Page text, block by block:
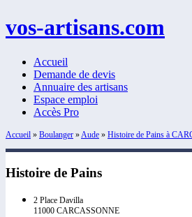
vos-artisans.com
Accueil
Demande de devis
Annuaire des artisans
Espace emploi
Accès Pro
Accueil » Boulanger »Aude » Histoire de Pains à
Histoire de Pains
2 Place Davilla
11000 CARCASSONNE